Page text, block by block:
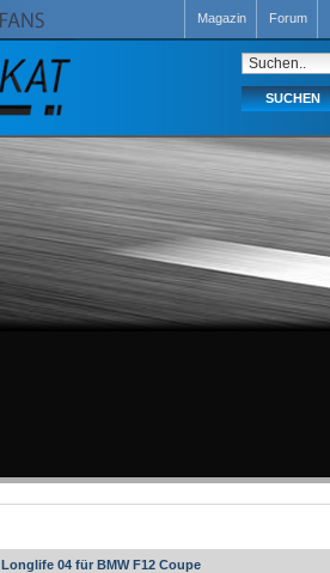
Magazin Forum
Longlife 04 für BMW F12 Coupe